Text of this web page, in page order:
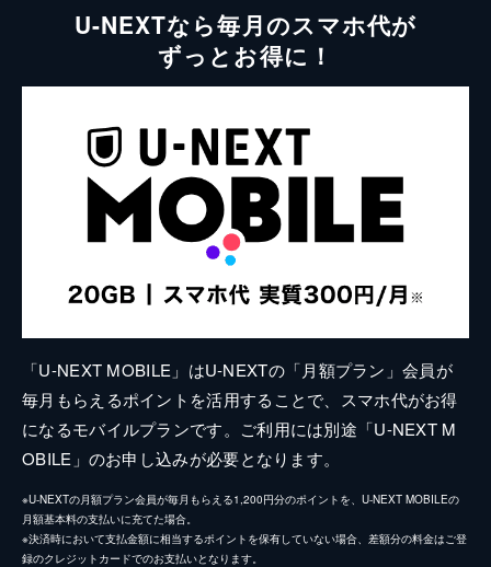
U-NEXTなら毎月のスマホ代が
ずっとお得に！
「U-NEXT MOBILE」はU-NEXTの「月額プラン」会員が
毎月もらえるポイントを活用することで、スマホ代がお得
になるモバイルプランです。ご利用には別途「U-NEXT M
OBILE」のお申し込みが必要となります。
※U-NEXTの月額プラン会員が毎月もらえる1,200円分のポイントを、U-NEXT MOBILEの
月額基本料の支払いに充てた場合。
※決済時において支払金額に相当するポイントを保有していない場合、差額分の料金はご登
録のクレジットカードでのお支払いとなります。